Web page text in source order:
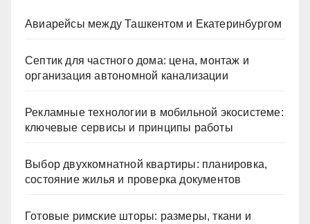
Авиарейсы между Ташкентом и Екатеринбургом
Септик для частного дома: цена, монтаж и
организация автономной канализации
Рекламные технологии в мобильной экосистеме:
ключевые сервисы и принципы работы
Выбор двухкомнатной квартиры: планировка,
состояние жилья и проверка документов
Готовые римские шторы: размеры, ткани и